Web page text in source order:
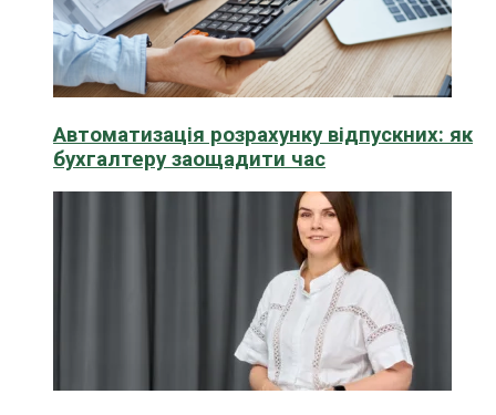
Автоматизація розрахунку відпускних: як
бухгалтеру заощадити час